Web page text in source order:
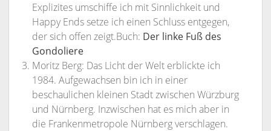
Explizites umschiffe ich mit Sinnlichkeit und
Happy Ends setze ich einen Schluss entgegen,
der sich offen zeigt.Buch: Der linke Fuß des
Gondoliere
Moritz Berg: Das Licht der Welt erblickte ich
1984. Aufgewachsen bin ich in einer
beschaulichen kleinen Stadt zwischen Würzburg
und Nürnberg. Inzwischen hat es mich aber in
die Frankenmetropole Nürnberg verschlagen.